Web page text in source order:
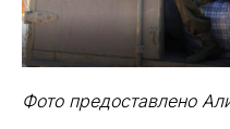
Фото предоставлено